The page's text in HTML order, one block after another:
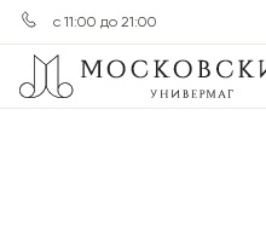
с 11:00 до 21:00